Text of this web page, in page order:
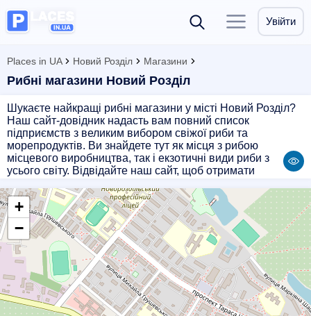
Увійти
Places in UA Новий Розділ Магазини
Рибні магазини Новий Розділ
Шукаєте найкращі рибні магазини у місті Новий Розділ?
Наш сайт-довідник надасть вам повний список
підприємств з великим вибором свіжої риби та
морепродуктів. Ви знайдете тут як місця з рибою
місцевого виробництва, так і екзотичні види риби з
усього світу. Відвідайте наш сайт, щоб отримати
контактні дані цих магазинів. Завдяки нашому довіднику
ви зможете швидко знайти найкращі місця для покупки
свіжої та якісної риби у Новому Роздолі.
+
−